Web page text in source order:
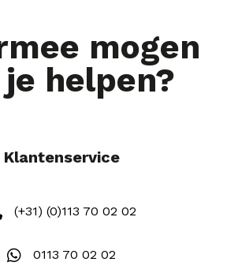
mogen
helpen?
Klantenservice
(+31) (0)113 70 02 02
0113 70 02 02